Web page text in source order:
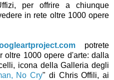
per offrire a chiunque
in rete oltre 1000 opere
potrete
oltre 1000 opere d'arte: dalla
icona della Galleria degli
No Cry" di Chris Offili, ai